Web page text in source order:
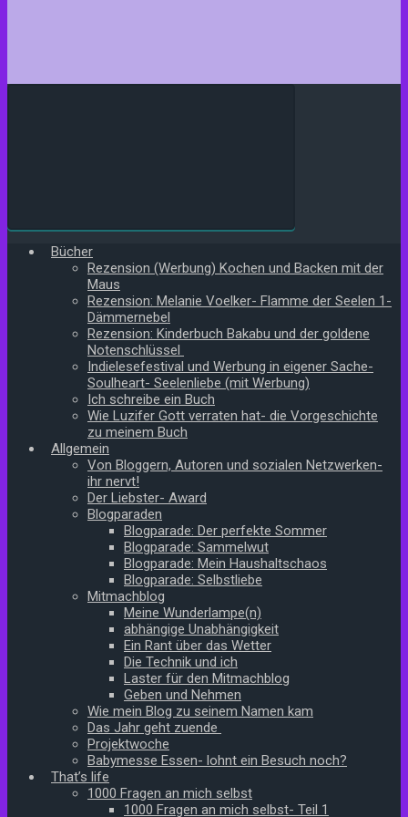
Bücher
Rezension (Werbung) Kochen und Backen mit der
Maus
Rezension: Melanie Voelker- Flamme der Seelen 1-
Dämmernebel
Rezension: Kinderbuch Bakabu und der goldene
Notenschlüssel
Indielesefestival und Werbung in eigener Sache-
Soulheart- Seelenliebe (mit Werbung)
Ich schreibe ein Buch
Wie Luzifer Gott verraten hat- die Vorgeschichte
zu meinem Buch
Allgemein
Von Bloggern, Autoren und sozialen Netzwerken-
ihr nervt!
Der Liebster- Award
Blogparaden
Blogparade: Der perfekte Sommer
Blogparade: Sammelwut
Blogparade: Mein Haushaltschaos
Blogparade: Selbstliebe
Mitmachblog
Meine Wunderlampe(n)
abhängige Unabhängigkeit
Ein Rant über das Wetter
Die Technik und ich
Laster für den Mitmachblog
Geben und Nehmen
Wie mein Blog zu seinem Namen kam
Das Jahr geht zuende
Projektwoche
Babymesse Essen- lohnt ein Besuch noch?
That’s life
1000 Fragen an mich selbst
1000 Fragen an mich selbst- Teil 1